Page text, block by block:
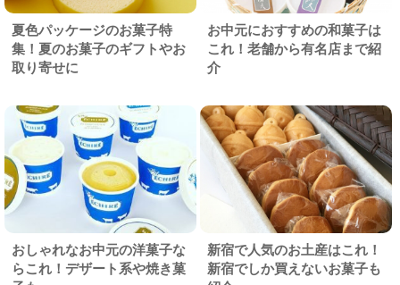
夏色パッケージのお菓子特
集！夏のお菓子のギフトやお
取り寄せに
お中元におすすめの和菓子は
これ！老舗から有名店まで紹
介
おしゃれなお中元の洋菓子な
らこれ！デザート系や焼き菓
新宿で人気のお土産はこれ！
新宿でしか買えないお菓子も